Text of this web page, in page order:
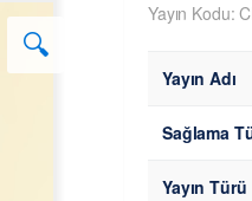
🔍
Yayın Kodu:
Yayın Adı
Sağlama
Yayın Türü